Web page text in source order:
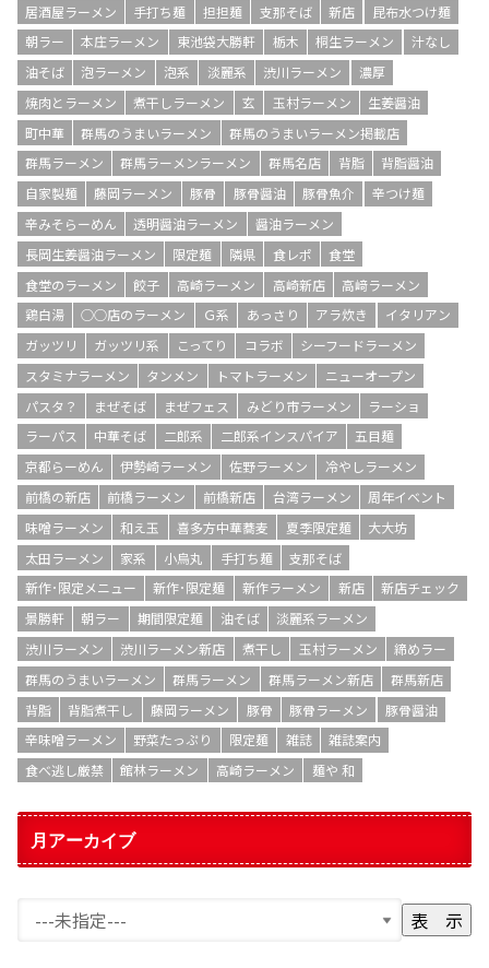
居酒屋ラーメン
手打ち麺 担担麺 支那そば 新店
昆布水つけ麺
朝ラー
本庄ラーメン 東池袋大勝軒 栃木 桐生ラーメン
汁なし
油そば
泡ラーメン 泡系 淡麗系 渋川ラーメン
濃厚
焼肉とラーメン
煮干しラーメン 玄 玉村ラーメン
生姜醤油
町中華
群馬のうまいラーメン
群馬のうまいラーメン掲載店
群馬ラーメン
群馬ラーメンラーメン 群馬名店 背脂
背脂醤油
自家製麺
藤岡ラーメン 豚骨 豚骨醤油 豚骨魚介
辛つけ麺
辛みそらーめん
透明醤油ラーメン
醤油ラーメン
長岡生姜醤油ラーメン
限定麺 隣県 食レポ
食堂
食堂のラーメン
餃子 高崎ラーメン 高崎新店
高﨑ラーメン
鶏白湯
○○店のラーメン Ｇ系 あっさり アラ炊き
イタリアン
ガッツリ
ガッツリ系 こってり コラボ
シーフードラーメン
スタミナラーメン
タンメン トマトラーメン
ニューオープン
パスタ？
まぜそば まぜフェス みどり市ラーメン
ラーショ
ラーパス
中華そば 二郎系 二郎系インスパイア
五目麺
京都らーめん
伊勢崎ラーメン 佐野ラーメン
冷やしラーメン
前橋の新店
前橋ラーメン 前橋新店 台湾ラーメン
周年イベント
味噌ラーメン
和え玉 喜多方中華蕎麦 夏季限定麺
大大坊
太田ラーメン
家系 小烏丸 手打ち麺
支那そば
新作･限定メニュー
新作･限定麺 新作ラーメン 新店
新店チェック
景勝軒
朝ラー 期間限定麺 油そば
淡麗系ラーメン
渋川ラーメン
渋川ラーメン新店 煮干し 玉村ラーメン
締めラー
群馬のうまいラーメン
群馬ラーメン 群馬ラーメン新店
群馬新店
背脂
背脂煮干し 藤岡ラーメン 豚骨 豚骨ラーメン
豚骨醤油
辛味噌ラーメン
野菜たっぷり 限定麺 雑誌
雑誌案内
食べ逃し厳禁
館林ラーメン 高崎ラーメン 麺や 和
月アーカイブ